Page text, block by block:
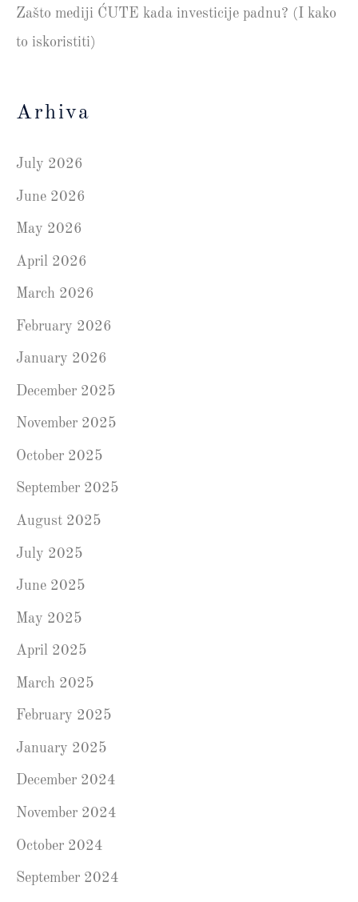
Zašto mediji ĆUTE kada investicije padnu? (I kako
to iskoristiti)
Arhiva
July 2026
June 2026
May 2026
April 2026
March 2026
February 2026
January 2026
December 2025
November 2025
October 2025
September 2025
August 2025
July 2025
June 2025
May 2025
April 2025
March 2025
February 2025
January 2025
December 2024
November 2024
October 2024
September 2024